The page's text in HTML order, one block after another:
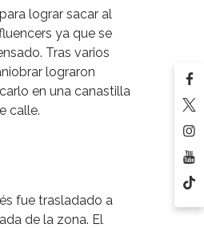
lograr sacar al
ya que se
Tras varios
lograron
en una canastilla
calle.
fue trasladado a
de la zona. El